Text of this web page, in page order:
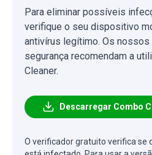
Para eliminar possíveis
verifique o seu dispositivo
antivírus legítimo. Os
segurança recomendam a
Cleaner.
Descarregar Combo
O verificador gratuito verifica se